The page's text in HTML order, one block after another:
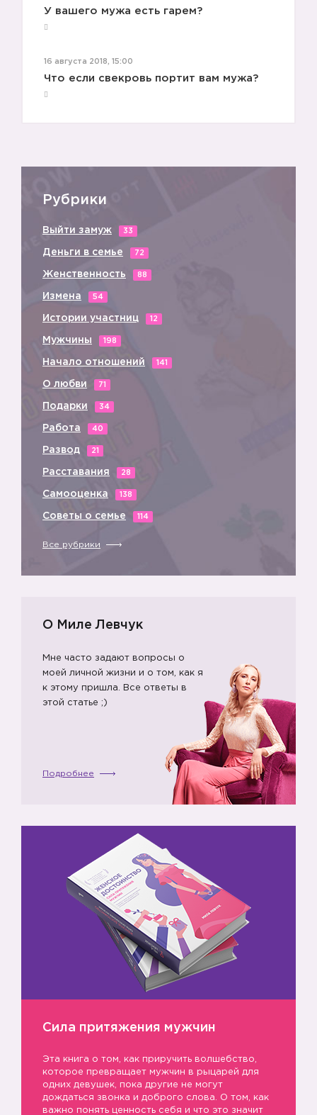
У вашего мужа есть гарем?
16 августа 2018, 15:00
Что если свекровь портит вам мужа?
Рубрики
Выйти замуж 33
Деньги в семье 72
Женственность 88
Измена 54
Истории участниц 12
Мужчины 198
Начало отношений 141
О любви 71
Подарки 34
Работа 40
Развод 21
Расставания 28
Самооценка 138
Советы о семье 114
Все рубрики
О Миле Левчук
Мне часто задают вопросы о
моей личной жизни и о том, как я
к этому пришла. Все ответы в
этой статье ;)
Подробнее
Сила притяжения мужчин
Эта книга о том, как приручить волшебство,
которое превращает мужчин в рыцарей для
одних девушек, пока другие не могут
дождаться звонка и доброго слова. О том, как
важно понять ценность себя и что это значит